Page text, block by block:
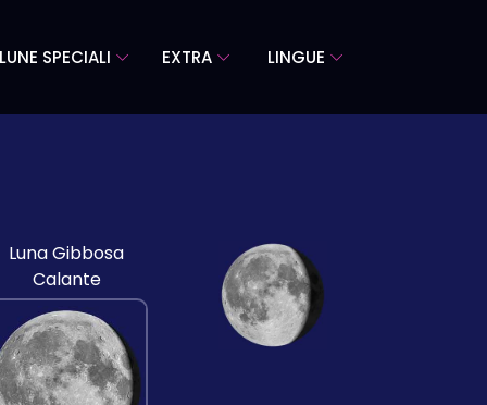
LUNE SPECIALI EXTRA LINGUE
Luna Gibbosa
Calante